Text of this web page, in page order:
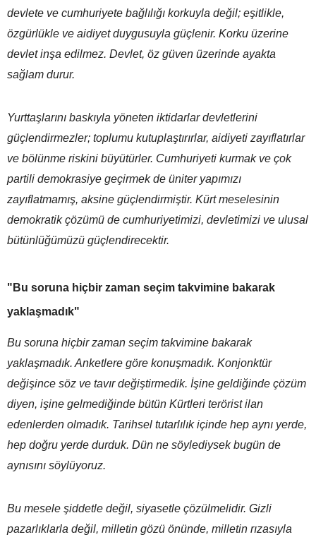
devlete ve cumhuriyete bağlılığı korkuyla değil; eşitlikle,
özgürlükle ve aidiyet duygusuyla güçlenir. Korku üzerine
devlet inşa edilmez. Devlet, öz güven üzerinde ayakta
sağlam durur.
Yurttaşlarını baskıyla yöneten iktidarlar devletlerini
güçlendirmezler; toplumu kutuplaştırırlar, aidiyeti zayıflatırlar
ve bölünme riskini büyütürler. Cumhuriyeti kurmak ve çok
partili demokrasiye geçirmek de üniter yapımızı
zayıflatmamış, aksine güçlendirmiştir. Kürt meselesinin
demokratik çözümü de cumhuriyetimizi, devletimizi ve ulusal
bütünlüğümüzü güçlendirecektir.
"Bu soruna hiçbir zaman seçim takvimine bakarak
yaklaşmadık"
Bu soruna hiçbir zaman seçim takvimine bakarak
yaklaşmadık. Anketlere göre konuşmadık. Konjonktür
değişince söz ve tavır değiştirmedik. İşine geldiğinde çözüm
diyen, işine gelmediğinde bütün Kürtleri terörist ilan
edenlerden olmadık. Tarihsel tutarlılık içinde hep aynı yerde,
hep doğru yerde durduk. Dün ne söylediysek bugün de
aynısını söylüyoruz.
Bu mesele şiddetle değil, siyasetle çözülmelidir. Gizli
pazarlıklarla değil, milletin gözü önünde, milletin rızasıyla